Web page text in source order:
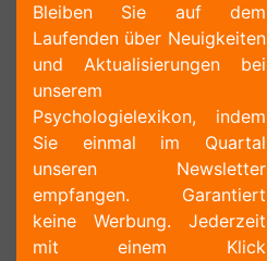
Bleiben Sie auf dem
Laufenden über Neuigkeiten
und Aktualisierungen bei
unserem
Psychologielexikon, indem
Sie einmal im Quartal
unseren Newsletter
empfangen. Garantiert
keine Werbung. Jederzeit
mit einem Klick